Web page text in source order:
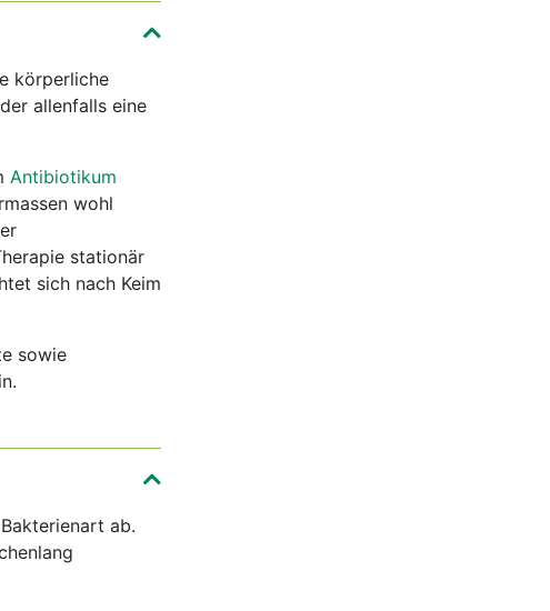
körperliche
allenfalls eine
Antibiotikum
wohl
stationär
sich nach Keim
sowie
ab.